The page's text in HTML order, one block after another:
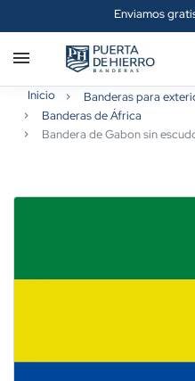
Enviamos
Inicio Banderas para
Banderas de África
Bandera de Gabon sin